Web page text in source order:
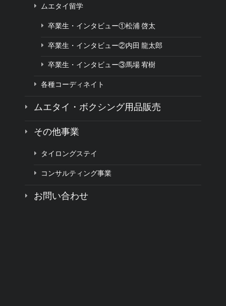
ムエタイ留学
卒業生・インタビュー①松浦 啓太
卒業生・インタビュー②内田 龍太郎
卒業生・インタビュー③馬場 宥樹
各種コーディネイト
ムエタイ・ボクシング用品販売
その他事業
タイロングステイ
コンサルティング事業
お問い合わせ